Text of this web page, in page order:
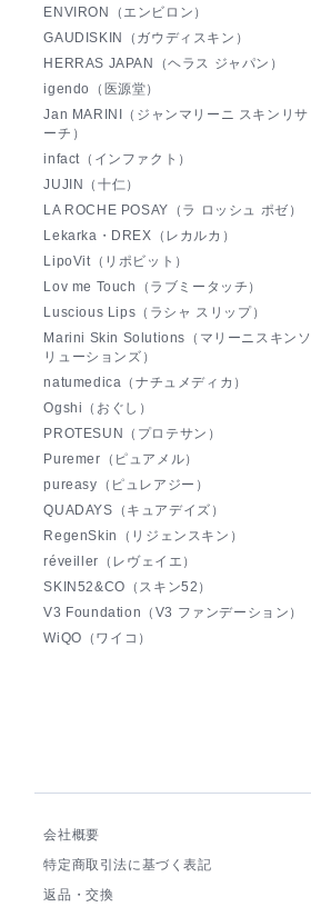
ENVIRON（エンビロン）
GAUDISKIN（ガウディスキン）
HERRAS JAPAN（ヘラス ジャパン）
igendo（医源堂）
Jan MARINI（ジャンマリーニ スキンリサ
ーチ）
infact（インファクト）
JUJIN（十仁）
LA ROCHE POSAY（ラ ロッシュ ポゼ）
Lekarka・DREX（レカルカ）
LipoVit（リポビット）
Lov me Touch（ラブミータッチ）
Luscious Lips（ラシャ スリップ）
Marini Skin Solutions（マリーニスキンソ
リューションズ）
natumedica（ナチュメディカ）
Ogshi（おぐし）
PROTESUN（プロテサン）
Puremer（ピュアメル）
pureasy（ピュレアジー）
QUADAYS（キュアデイズ）
RegenSkin（リジェンスキン）
réveiller（レヴェイエ）
SKIN52&CO（スキン52）
V3 Foundation（V3 ファンデーション）
WiQO（ワイコ）
会社概要
特定商取引法に基づく表記
返品・交換